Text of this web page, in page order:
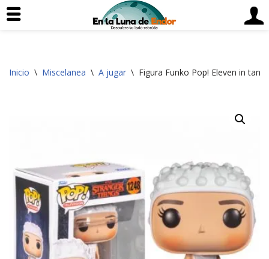
al
Inicio \ Miscelanea \ A jugar \ Figura Funko Pop! Eleven in